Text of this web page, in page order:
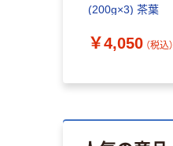
(200g×3) 茶葉
￥4,050 （税込）